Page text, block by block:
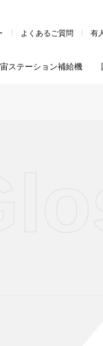
よくあるご質問 有
ステーション補給機